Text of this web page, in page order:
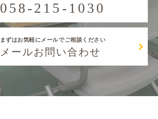
058-215-1030
まずはお気軽にメールでご相談ください
メールお問い合わせ